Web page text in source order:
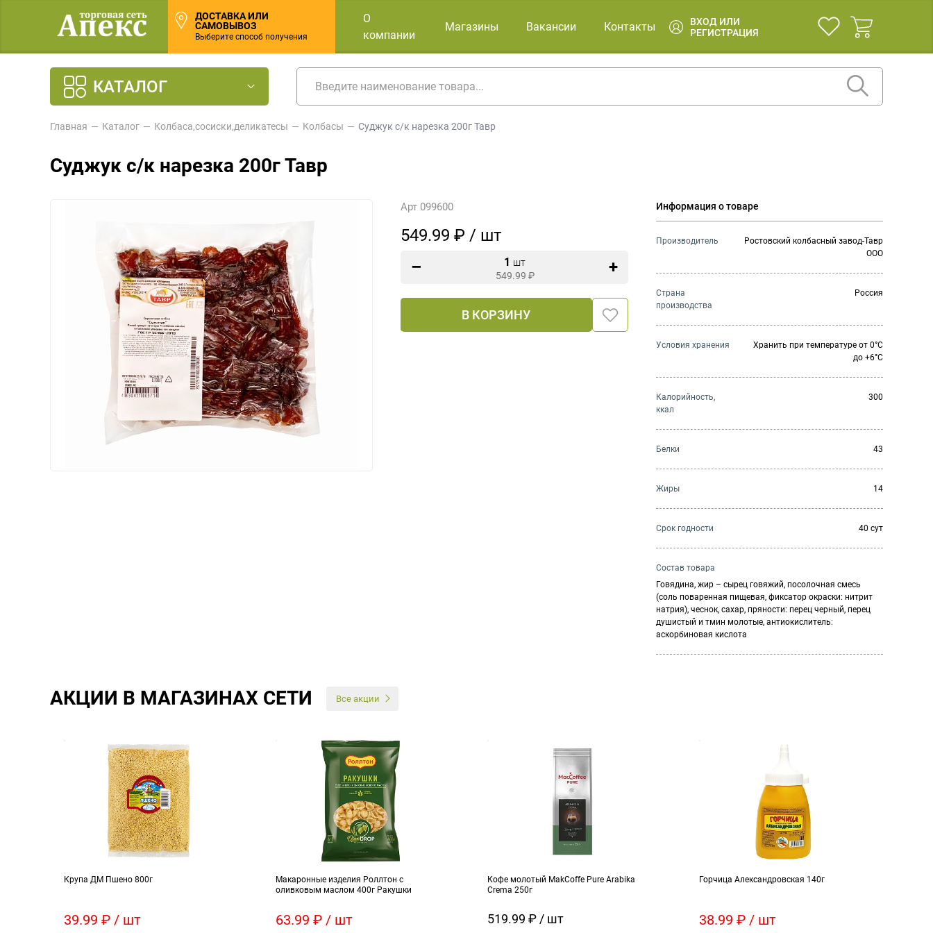
ДОСТАВКА ИЛИ
САМОВЫВОЗ
Выберите способ получения
О
компании
Магазины Вакансии Контакты
ВХОД ИЛИ
РЕГИСТРАЦИЯ
КАТАЛОГ
Главная Каталог Колбаса,сосиски,деликатесы Колбасы Суджук с/к нарезка 200г Тавр
Суджук с/к нарезка 200г Тавр
Арт 099600
549.99 ₽ / шт
1 шт
549.99 ₽
В КОРЗИНУ
Информация о товаре
Производитель
Ростовский колбасный завод-Тавр
ООО
Страна
производства
Россия
Условия хранения
Хранить при температуре от 0°С
до +6°С
Калорийность,
ккал
300
Белки 43
Жиры 14
Cрок годности 40 сут
Состав товара
Говядина, жир – сырец говяжий, посолочная смесь
(соль поваренная пищевая, фиксатор окраски: нитрит
натрия), чеснок, сахар, пряности: перец черный, перец
душистый и тмин молотые, антиокислитель:
аскорбиновая кислота
АКЦИИ В МАГАЗИНАХ СЕТИ Все акции
Крупа ДМ Пшено 800г
39.99 ₽ / шт
Макаронные изделия Роллтон с
оливковым маслом 400г Ракушки
63.99 ₽ / шт
Кофе молотый MakCoffe Pure Arabika
Crema 250г
519.99 ₽ / шт
Горчица Александровская 140г
38.99 ₽ / шт